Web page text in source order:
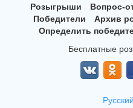
Розыгрыши Вопрос-
Победители
Архив
Определить
Бесплатные
Русский